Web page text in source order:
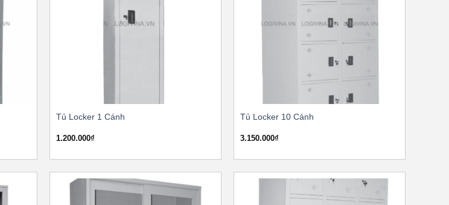
Tủ Locker 1 Cánh
1.200.000₫
Tủ Locker 10 Cánh
3.150.000₫